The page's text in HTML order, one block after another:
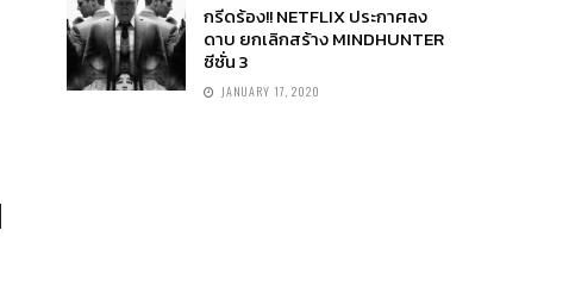
กรีดร้อง!! NETFLIX ประกาศลง
ดาบ ยกเลิกสร้าง MINDHUNTER
ซีซั่น 3
JANUARY 17, 2020